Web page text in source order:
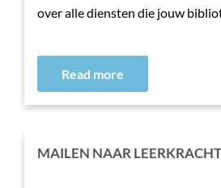
over alle diensten die jouw
Read more
MAILEN NAAR